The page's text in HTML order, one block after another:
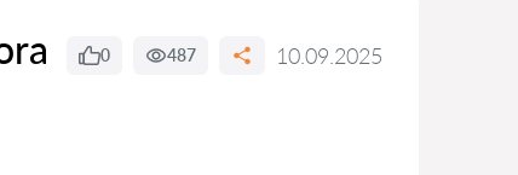
0 487 10.09.2025